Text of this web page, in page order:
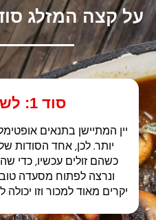
על קצה המזלג
סוד 1: לשמור יינות
יין המתיישן בתנאים
יותר. לכן, אחד הסודות
כשהם זולים עכשיו, כדי
ונרצה לפתוח מסעדה
יקרים מאוד למכור וזו